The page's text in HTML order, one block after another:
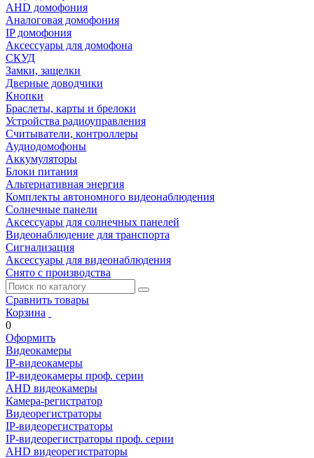
AHD домофония
Аналоговая домофония
IP домофония
Аксессуары для домофона
СКУД
Замки, защелки
Дверные доводчики
Кнопки
Браслеты, карты и брелоки
Устройства радиоуправления
Считыватели, контроллеры
Аудиодомофоны
Аккумуляторы
Блоки питания
Альтернативная энергия
Комплекты автономного видеонаблюдения
Солнечные панели
Аксессуары для солнечных панелей
Видеонаблюдение для транспорта
Сигнализация
Аксессуары для видеонаблюдения
Снято с производства
Сравнить товары
Корзина
0
Оформить
Видеокамеры
IP-видеокамеры
IP-видеокамеры проф. серии
AHD видеокамеры
Камера-регистратор
Видеорегистраторы
IP-видеорегистраторы
IP-видеорегистраторы проф. серии
AHD видеорегистраторы